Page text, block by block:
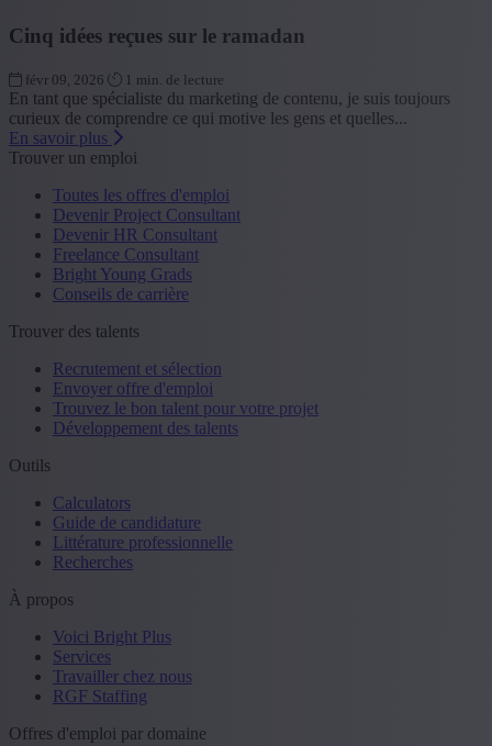
Cinq idées reçues sur le ramadan
févr 09, 2026 1 min. de lecture
En tant que spécialiste du marketing de contenu, je suis toujours
curieux de comprendre ce qui motive les gens et quelles...
En savoir plus
Trouver un emploi
Toutes les offres d'emploi
Devenir Project Consultant
Devenir HR Consultant
Freelance Consultant
Bright Young Grads
Conseils de carrière
Trouver des talents
Recrutement et sélection
Envoyer offre d'emploi
Trouvez le bon talent pour votre projet
Développement des talents
Outils
Calculators
Guide de candidature
Littérature professionnelle
Recherches
À propos
Voici Bright Plus
Services
Travailler chez nous
RGF Staffing
Offres d'emploi par domaine